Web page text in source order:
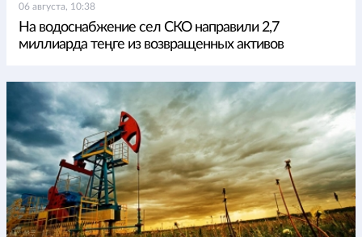
06 августа, 10:38
На водоснабжение сел СКО направили 2,7
миллиарда теңге из возвращенных активов